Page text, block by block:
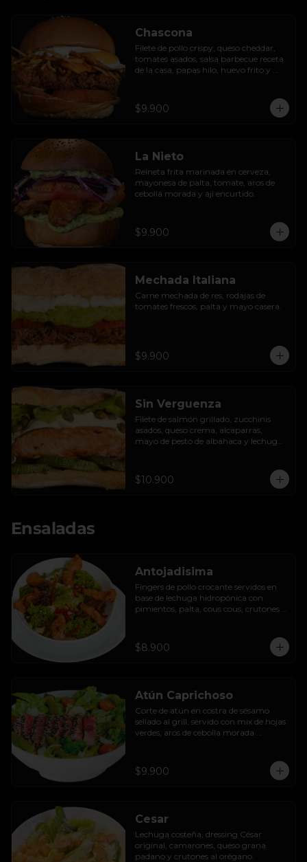
Chascona
Filete de pollo crispy, queso cheddar,
tomates asados, salsa barbecue receta
de la casa, papas hilo, huevo frito y
$9.900
La Nieto
Reineta frita marinada en cerveza,
mayonesa de palta, tomate, aros de
cebolla morada y ají encurtido.
$9.900
Mechada Italiana
Carne mechada de res, rodajas de
tomates frescos, palta y mayo casera.
$9.900
Sin Verguenza
Filete de salmón grillado, zucchinis
asados, queso crema, alcaparras,
mayo de pesto de albahaca y lechuga
$10.900
Ensaladas
Antojadisima
Fingers de pollo crocante servidos en
base de lechuga hidropónica con
pimientos, palta, cous cous, crutones
$8.900
Atún Caprichoso
Corte de atún en costra de sésamo
sellado al grill, servido con mix de hojas
verdes, aros de cebolla morada
almendras.
$9.900
Cesar
Lechuga costeña, dressing César
original, camarones, queso grana
padano y crutones al orégano.